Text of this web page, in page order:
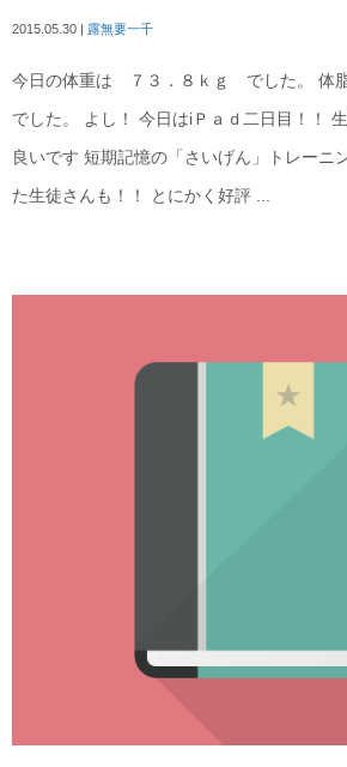
2015.05.30 | 露無要一千
今日の体重は ７３．８ｋｇ でした。 体
でした。 よし！ 今日はiＰａｄ二日目！！
良いです 短期記憶の「さいげん」トレーニ
た生徒さんも！！ とにかく好評 ...